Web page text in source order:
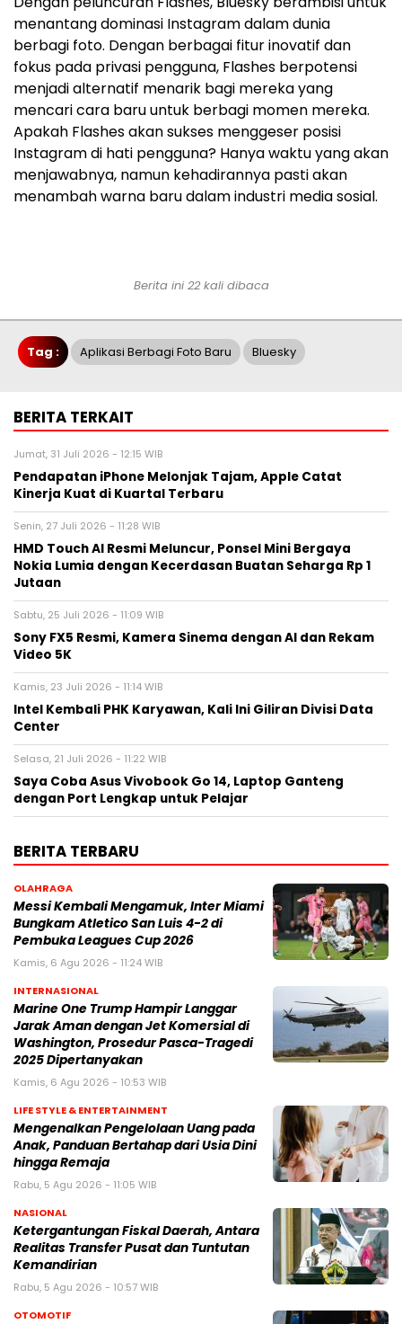
menantang dominasi Instagram dalam dunia
berbagi foto. Dengan berbagai fitur inovatif dan
fokus pada privasi pengguna, Flashes berpotensi
menjadi alternatif menarik bagi mereka yang
mencari cara baru untuk berbagi momen mereka.
Apakah Flashes akan sukses menggeser posisi
Instagram di hati pengguna? Hanya waktu yang akan
menjawabnya, namun kehadirannya pasti akan
menambah warna baru dalam industri media sosial.
Berita ini 22 kali dibaca
Tag : Aplikasi Berbagi Foto Baru Bluesky
BERITA TERKAIT
Jumat, 31 Juli 2026 - 12:15 WIB
Pendapatan iPhone Melonjak Tajam, Apple Catat
Kinerja Kuat di Kuartal Terbaru
Senin, 27 Juli 2026 - 11:28 WIB
HMD Touch AI Resmi Meluncur, Ponsel Mini Bergaya
Nokia Lumia dengan Kecerdasan Buatan Seharga Rp 1
Jutaan
Sabtu, 25 Juli 2026 - 11:09 WIB
Sony FX5 Resmi, Kamera Sinema dengan AI dan Rekam
Video 5K
Kamis, 23 Juli 2026 - 11:14 WIB
Intel Kembali PHK Karyawan, Kali Ini Giliran Divisi Data
Center
Selasa, 21 Juli 2026 - 11:22 WIB
Saya Coba Asus Vivobook Go 14, Laptop Ganteng
dengan Port Lengkap untuk Pelajar
BERITA TERBARU
OLAHRAGA
Messi Kembali Mengamuk, Inter Miami
Bungkam Atletico San Luis 4-2 di
Pembuka Leagues Cup 2026
Kamis, 6 Agu 2026 - 11:24 WIB
INTERNASIONAL
Marine One Trump Hampir Langgar
Jarak Aman dengan Jet Komersial di
Washington, Prosedur Pasca-Tragedi
2025 Dipertanyakan
Kamis, 6 Agu 2026 - 10:53 WIB
LIFE STYLE & ENTERTAINMENT
Mengenalkan Pengelolaan Uang pada
Anak, Panduan Bertahap dari Usia Dini
hingga Remaja
Rabu, 5 Agu 2026 - 11:05 WIB
NASIONAL
Ketergantungan Fiskal Daerah, Antara
Realitas Transfer Pusat dan Tuntutan
Kemandirian
Rabu, 5 Agu 2026 - 10:57 WIB
OTOMOTIF